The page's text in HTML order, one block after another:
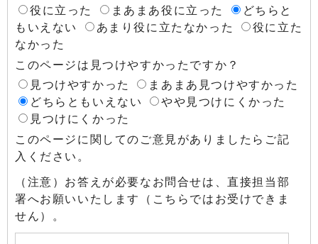
役に立った
まあまあ役に立った
どちらと
もいえない
あまり役に立たなかった
役に立た
なかった
このページは見つけやすかったですか？
見つけやすかった
まあまあ見つけやすかった
どちらともいえない
やや見つけにくかった
見つけにくかった
このページに関してのご意見がありましたらご記
入ください。
（注意）お答えが必要なお問合せは、直接担当部
署へお願いいたします（こちらではお受けできま
せん）。